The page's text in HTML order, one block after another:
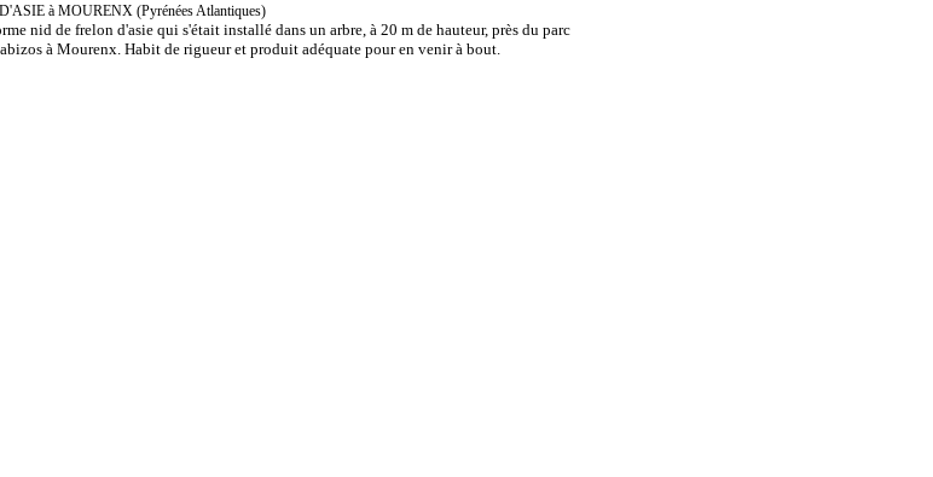
à MOURENX (Pyrénées Atlantiques)
nid de frelon d'asie qui s'était installé dans un arbre, à 20 m de hauteur, près du parc
à Mourenx. Habit de rigueur et produit adéquate pour en venir à bout.